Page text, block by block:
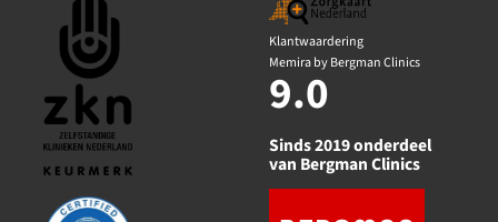
Klantwaardering
Memira by Bergman Clinics
9.0
Sinds 2019 onderdeel
van Bergman Clinics